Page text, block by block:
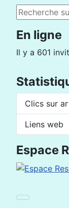
Espace
Rechercher
En ligne
Il y a 601
Clics sur
Liens web